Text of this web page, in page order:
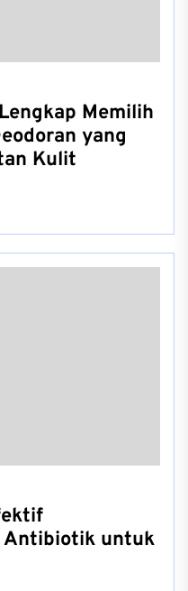
Memilih
yang
Kulit
Antibiotik untuk